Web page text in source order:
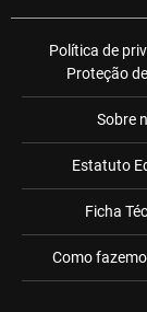
Política de
Proteção
Sobre
Estatuto
Ficha
Como